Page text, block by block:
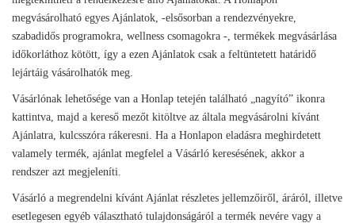
megvásárolható egyes Ajánlatok, -elsősorban a rendezvényekre,
szabadidős programokra, wellness csomagokra -, termékek megvásárlása
időkorláthoz kötött, így a ezen Ajánlatok csak a feltüntetett határidő
lejártáig vásárolhatók meg.
Vásárlónak lehetősége van a Honlap tetején található „nagyító” ikonra
kattintva, majd a kereső mezőt kitöltve az általa megvásárolni kívánt
Ajánlatra, kulcsszóra rákeresni. Ha a Honlapon eladásra meghirdetett
valamely termék, ajánlat megfelel a Vásárló keresésének, akkor a
rendszer azt megjeleníti.
Vásárló a megrendelni kívánt Ajánlat részletes jellemzőiről, áráról, illetve
esetlegesen egyéb választható tulajdonságáról a termék nevére vagy a